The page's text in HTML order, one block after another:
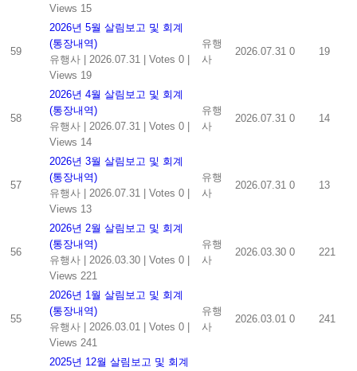
Views 15
59
2026년 5월 살림보고 및 회계
(통장내역)
유행사
2026.07.31 Votes 0
Views 19
유행
사
2026.07.31 0 19
58
2026년 4월 살림보고 및 회계
(통장내역)
유행사
2026.07.31 Votes 0
Views 14
유행
사
2026.07.31 0 14
57
2026년 3월 살림보고 및 회계
(통장내역)
유행사
2026.07.31 Votes 0
Views 13
유행
사
2026.07.31 0 13
56
2026년 2월 살림보고 및 회계
(통장내역)
유행사
2026.03.30 Votes 0
Views 221
유행
사
2026.03.30 0 221
55
2026년 1월 살림보고 및 회계
(통장내역)
유행사
2026.03.01 Votes 0
Views 241
유행
사
2026.03.01 0 241
2025년 12월 살림보고 및 회계